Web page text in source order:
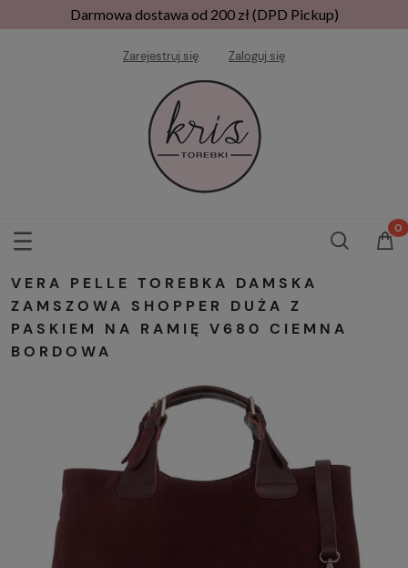
Darmowa dostawa od 200 zł (DPD Pickup)
Zarejestruj się Zaloguj się
VERA PELLE TOREBKA DAMSKA
ZAMSZOWA SHOPPER DUŻA Z
PASKIEM NA RAMIĘ V680 CIEMNA
BORDOWA